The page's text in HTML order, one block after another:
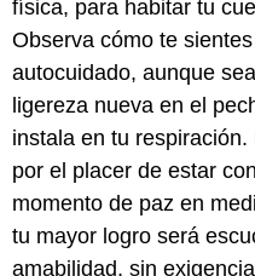
física, para habitar tu
Observa cómo te
autocuidado, aunque
ligereza nueva en el
instala en tu
por el placer de estar
momento de paz en
tu mayor logro será
amabilidad, sin